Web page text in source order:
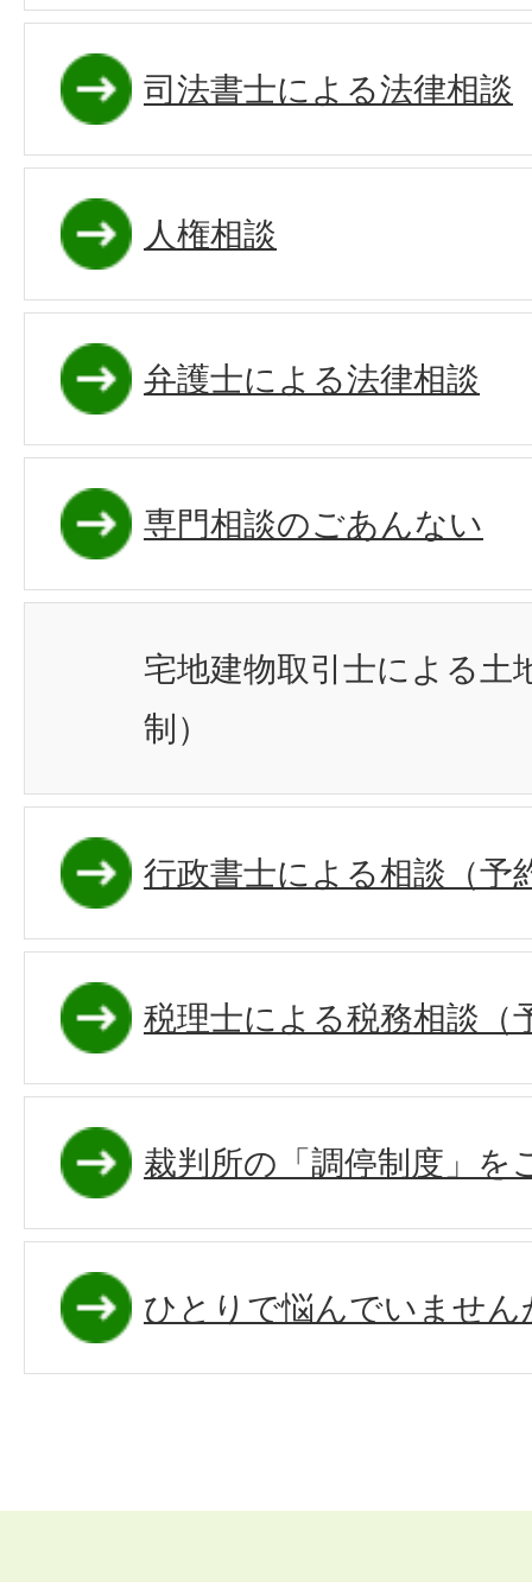
司法書士による法律相談
人権相談
弁護士による法律相談
専門相談のごあんない
宅地建物取引士による土
制）
行政書士による相談（予
税理士による税務相談（
裁判所の「調停制度」を
ひとりで悩んでいません